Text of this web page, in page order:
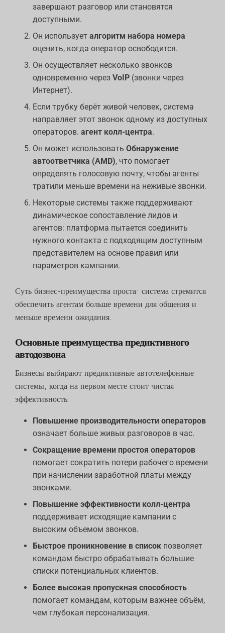
завершают разговор или становятся
доступными.
Он использует алгоритм набора номера
оценить, когда оператор освободится.
Он осуществляет несколько звонков
одновременно через VoIP (звонки через
Интернет).
Если трубку берёт живой человек, система
направляет этот звонок одному из доступных
операторов. агент колл-центра.
Он может использовать Обнаружение
автоответчика (AMD), что помогает
определять голосовую почту, чтобы агенты
тратили меньше времени на неживые звонки.
Некоторые системы также поддерживают
динамическое сопоставление лидов и
агентов: платформа пытается соединить
нужного контакта с подходящим доступным
представителем на основе правил или
параметров кампании.
Суть бизнес-преимущества проста: система стремится
обеспечить агентам больше времени для общения и
меньше времени ожидания.
Основные преимущества предиктивного
автодозвона
Бизнесы выбирают предиктивные автотелефонные
системы, когда на первом месте стоит чистая
эффективность.
Повышение производительности операторов
означает больше живых разговоров в час.
Сокращение времени простоя операторов
помогает сократить потери рабочего времени
при начислении заработной платы между
звонками.
Повышение эффективности колл-центра
поддерживает исходящие кампании с
высоким объемом звонков.
Быстрое проникновение в список позволяет
командам быстро обрабатывать большие
списки потенциальных клиентов.
Более высокая пропускная способность
помогает командам, которым важнее объём,
чем глубокая персонализация.